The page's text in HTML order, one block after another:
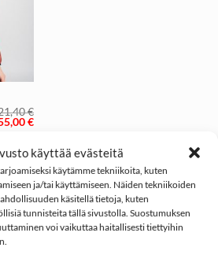
käyttää evästeitä
käytämme tekniikoita, kuten
ja/tai käyttämiseen. Näiden tekniikoiden
käsitellä tietoja, kuten
tunnisteita tällä sivustolla. Suostumuksen
voi vaikuttaa haitallisesti tiettyihin
€
hinta
€.
€Nykyinen
55,00 €.